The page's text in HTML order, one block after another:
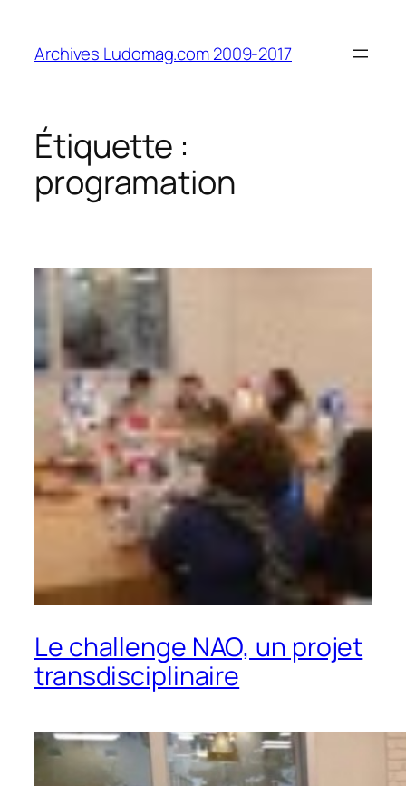
contenu
Archives Ludomag.com 2009-2017
Étiquette :
programation
Le challenge NAO, un projet
transdisciplinaire